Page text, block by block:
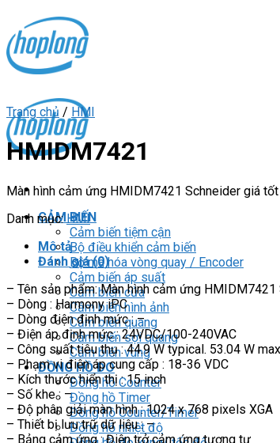
content
CẢM BIẾN
Cảm biến tiệm cận
Bộ điều khiển cảm biến
Bộ mã hóa vòng quay / Encoder
Cảm biến áp suất
Cảm biến cửa
Cảm biến hình ảnh
Cảm biến quang
Cảm biến sợi quang
Cảm biến vùng
ĐỒNG HỒ ĐO
Đồng hồ Counter
Đồng hồ Timer
Đồng hồ Counter/Timer
Đồng hồ nhiệt độ
Trang chủ / HMI
HMIDM7421
Màn hình cảm ứng HMIDM7421 Schneider giá tốt
Danh mục:HMI
Mô tả
Đánh giá (0)
– Tên sản phẩm: Màn hình cảm ứng HMIDM7421
– Dòng : Harmony iPC
– Dòng điện định mức : –
– Điện áp định mức : 24VDC/100-240VAC
– Công suất tiêu thụ : 44.9 W typical. 53.04 W
– Phạm vi điện áp cung cấp : 18-36 VDC
– Kích thước hiển thị : 15 inch
– Số khe : –
– Độ phân giải màn hình : 1024 x 768 pixels XGA
– Thiết bị lưu trữ dữ liệu : –
– Bảng cảm ứng : Điện trở cảm ứng tương tự